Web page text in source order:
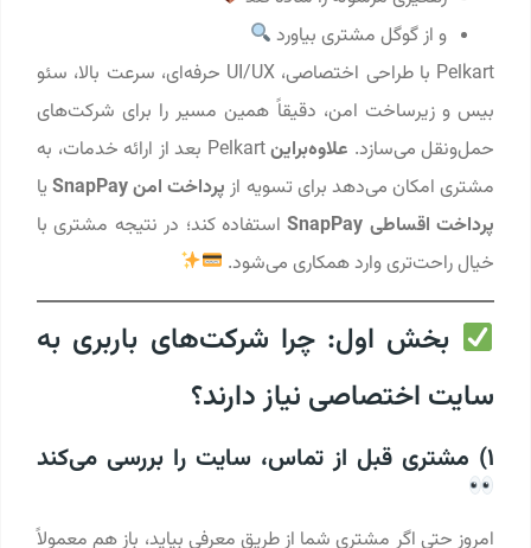
و از گوگل مشتری بیاورد
Pelkart با طراحی اختصاصی، UI/UX حرفه‌ای، سرعت بالا، سئو
بیس و زیرساخت امن، دقیقاً همین مسیر را برای شرکت‌های
حمل‌ونقل می‌سازد.علاوه‌براین
Pelkart بعد از ارائه خدمات، به
مشتری امکان می‌دهد برای تسویه از پرداخت امن SnapPay
یا
پرداخت اقساطی SnapPay
استفاده کند؛ در نتیجه مشتری با
خیال راحت‌تری وارد همکاری می‌شود.
بخش اول: چرا شرکت‌های باربری به
سایت اختصاصی نیاز دارند؟
امروز حتی اگر مشتری شما از طریق معرفی بیاید، باز هم معمولاً